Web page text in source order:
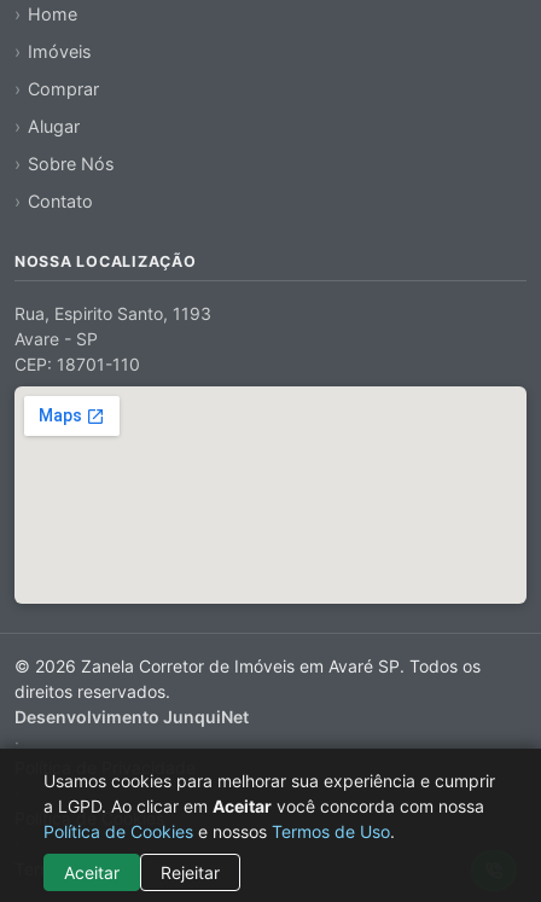
Home
Imóveis
Comprar
Alugar
Sobre Nós
Contato
NOSSA LOCALIZAÇÃO
Rua, Espirito Santo, 1193
Avare - SP
CEP: 18701-110
© 2026 Zanela Corretor de Imóveis em Avaré SP. Todos os
direitos reservados.
Desenvolvimento JunquiNet
·
Política de Cookies
Termos de Uso
Usamos cookies para melhorar sua experiência e cumprir
a LGPD. Ao clicar em Aceitar você concorda com nossa
Política de Cookies e nossos Termos de Uso.
Aceitar
Rejeitar